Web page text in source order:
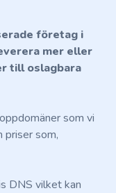
företag i
mer eller
till oslagbara
som vi
priser som,
DNS vilket kan